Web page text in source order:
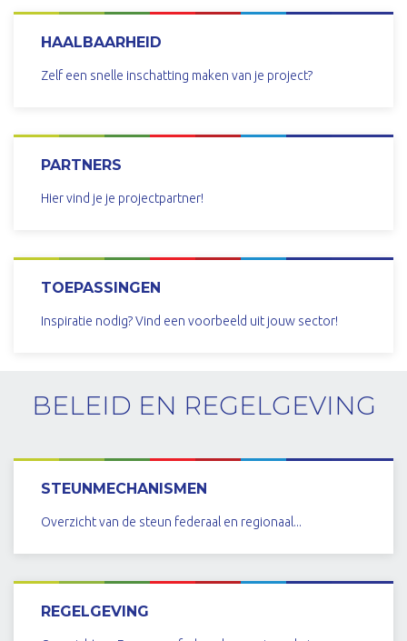
MEER INFO
HAALBAARHEID
Zelf een snelle inschatting maken van je project?
MEER INFO
PARTNERS
Hier vind je je projectpartner!
MEER INFO
TOEPASSINGEN
Inspiratie nodig? Vind een voorbeeld uit jouw sector!
BELEID EN REGELGEVING
STEUNMECHANISMEN
Overzicht van de steun federaal en regionaal...
LEES MEER
REGELGEVING